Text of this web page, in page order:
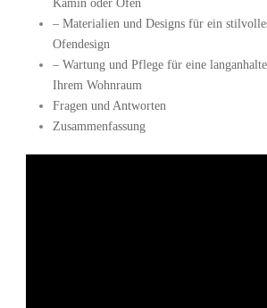
Kamin oder Ofen
– Materialien und Designs für ein
Ofendesign
– Wartung und Pflege für eine
Ihrem Wohnraum
Fragen und Antworten
Zusammenfassung